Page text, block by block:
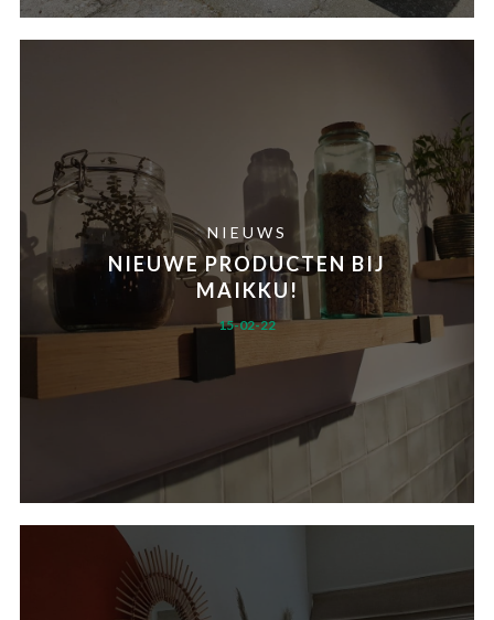
NIEUWS
NIEUWE PRODUCTEN BIJ
MAIKKU!
15-02-22